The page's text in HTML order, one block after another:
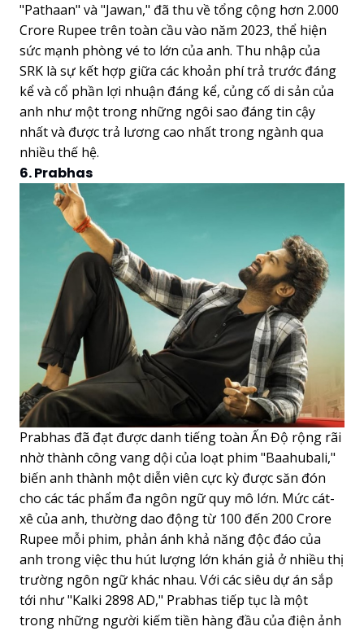
"Pathaan" và "Jawan," đã thu về tổng cộng hơn 2.000
Crore Rupee trên toàn cầu vào năm 2023, thể hiện
sức mạnh phòng vé to lớn của anh. Thu nhập của
SRK là sự kết hợp giữa các khoản phí trả trước đáng
kể và cổ phần lợi nhuận đáng kể, củng cố di sản của
anh như một trong những ngôi sao đáng tin cậy
nhất và được trả lương cao nhất trong ngành qua
nhiều thế hệ.
6. Prabhas
Prabhas đã đạt được danh tiếng toàn Ấn Độ rộng rãi
nhờ thành công vang dội của loạt phim "Baahubali,"
biến anh thành một diễn viên cực kỳ được săn đón
cho các tác phẩm đa ngôn ngữ quy mô lớn. Mức cát-
xê của anh, thường dao động từ 100 đến 200 Crore
Rupee mỗi phim, phản ánh khả năng độc đáo của
anh trong việc thu hút lượng lớn khán giả ở nhiều thị
trường ngôn ngữ khác nhau. Với các siêu dự án sắp
tới như "Kalki 2898 AD," Prabhas tiếp tục là một
trong những người kiếm tiền hàng đầu của điện ảnh